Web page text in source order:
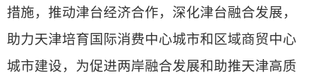
措施，推动津台经济合作，深化津台融合发展，
助力天津培育国际消费中心城市和区域商贸中心
城市建设，为促进两岸融合发展和助推天津高质